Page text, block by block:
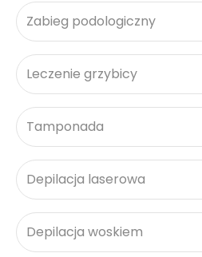
Zabieg podologiczny
Leczenie grzybicy
Tamponada
Depilacja laserowa
Depilacja woskiem